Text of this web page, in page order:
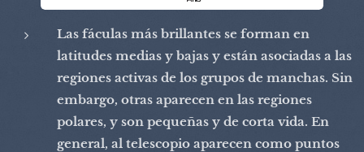
Las fáculas más brillantes se forman en
latitudes medias y bajas y están asociadas a las
regiones activas de los grupos de manchas. Sin
embargo, otras aparecen en las regiones
polares, y son pequeñas y de corta vida. En
general, al telescopio aparecen como puntos